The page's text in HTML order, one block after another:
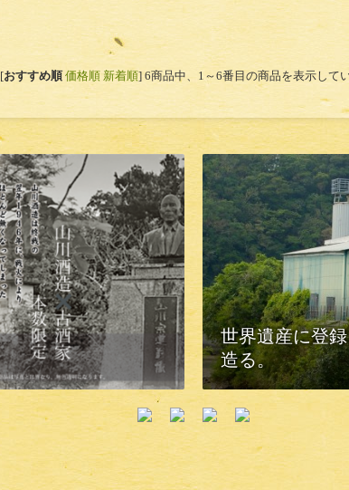
[おすすめ順 価格順 新着順] 6商品中、1～6番目の商品を表示してい
世界遺産に登
造る。